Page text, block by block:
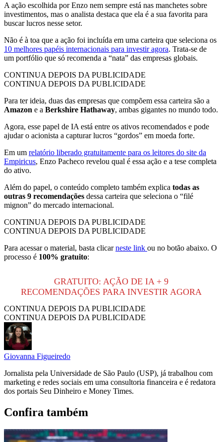
A ação escolhida por Enzo nem sempre está nas manchetes sobre
investimentos, mas o analista destaca que ela é a sua favorita para
buscar lucros nesse setor.
Não é à toa que a ação foi incluída em uma carteira que seleciona os
10 melhores papéis internacionais para investir agora. Trata-se de
um portfólio que só recomenda a “nata” das empresas globais.
CONTINUA DEPOIS DA PUBLICIDADE
CONTINUA DEPOIS DA PUBLICIDADE
Para ter ideia, duas das empresas que compõem essa carteira são a
Amazon e a Berkshire Hathaway, ambas gigantes no mundo todo.
Agora, esse papel de IA está entre os ativos recomendados e pode
ajudar o acionista a capturar lucros “gordos” em moeda forte.
Em um relatório liberado gratuitamente para os leitores do site da
Empiricus, Enzo Pacheco revelou qual é essa ação e a tese completa
do ativo.
Além do papel, o conteúdo completo também explica todas as
outras 9 recomendações dessa carteira que seleciona o “filé
mignon” do mercado internacional.
CONTINUA DEPOIS DA PUBLICIDADE
CONTINUA DEPOIS DA PUBLICIDADE
Para acessar o material, basta clicarneste link ou no botão abaixo. O
processo é 100% gratuito:
GRATUITO: AÇÃO DE IA + 9
RECOMENDAÇÕES PARA INVESTIR AGORA
CONTINUA DEPOIS DA PUBLICIDADE
CONTINUA DEPOIS DA PUBLICIDADE
Giovanna Figueiredo
Jornalista pela Universidade de São Paulo (USP), já trabalhou com
marketing e redes sociais em uma consultoria financeira e é redatora
dos portais Seu Dinheiro e Money Times.
Confira também